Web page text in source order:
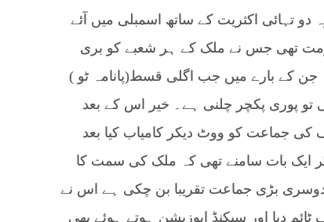
تہائی اکثریت کے ساتھ اسمبلی میں آئے
تھی جس نے ملک کے ہر شعبے کو بری
جن کے بارے میں جب اگلی قسط(پانامہ ٹو )
تو پوری پکچر چلنی ہے۔ خیر اس کے بعد
کی جماعت کو ووٹ دیکر کامیاب کیا بعد
ایک بات سامنے تھی کہ ملک کی سمت کا
بڑی جماعت تقریبا بن چکی ہے اس نے
دیا اور سیکنڈ اپوزیشن ہوتے ہوئے بھی